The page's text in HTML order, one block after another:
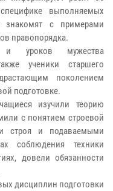
выполняемых
знакомят с примерами
правопорядка.
и уроков мужества
ученики старшего
поколением
подготовке.
изучили теорию
с понятием строевой
строя и подаваемыми
соблюдения техники
довели обязанности
дисциплин подготовки